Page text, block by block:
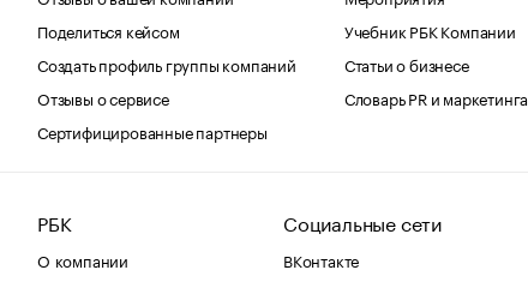
Поделиться кейсом
Создать профиль группы компаний
Отзывы о сервисе
Сертифицированные партнеры
Учебник РБК Компании
Статьи о бизнесе
Словарь PR и маркетинга
РБК
О компании
Социальные сети
ВКонтакте